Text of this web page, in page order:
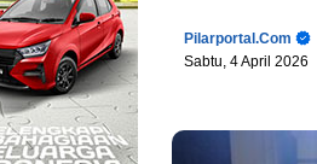
Pilarportal.com
Sabtu, 4 April 2026